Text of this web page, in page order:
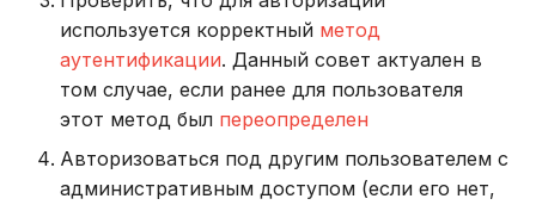
используется корректный метод
аутентификации. Данный совет актуален в
том случае, если ранее для пользователя
этот метод был переопределен
Авторизоваться под другим пользователем с
административным доступом (если его нет,